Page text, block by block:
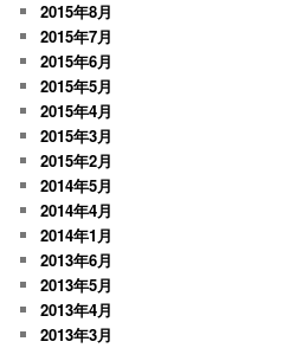
2015年8月
2015年7月
2015年6月
2015年5月
2015年4月
2015年3月
2015年2月
2014年5月
2014年4月
2014年1月
2013年6月
2013年5月
2013年4月
2013年3月